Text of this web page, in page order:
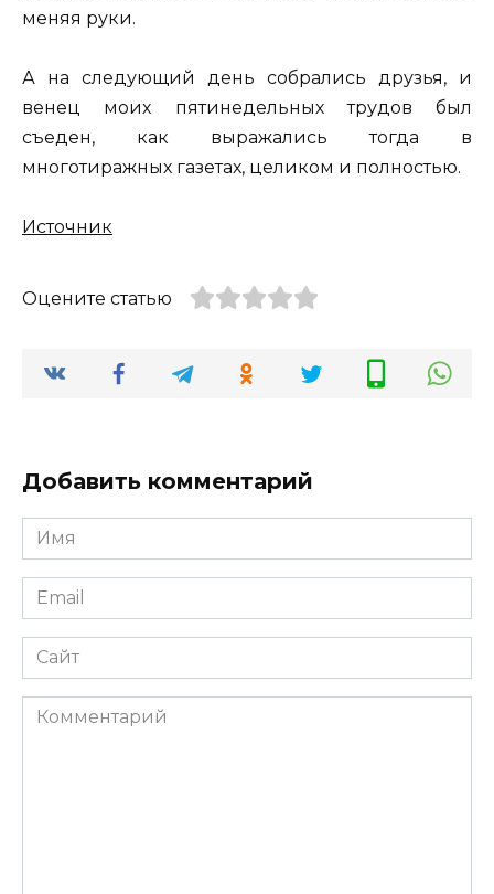
меняя руки.
А на следующий день собрались друзья, и
венец моих пятинедельных трудов был
съеден, как выражались тогда в
многотиражных газетах, целиком и полностью.
Источник
Оцените статью
Добавить комментарий
Имя
*
Email
*
Сайт
Комментарий